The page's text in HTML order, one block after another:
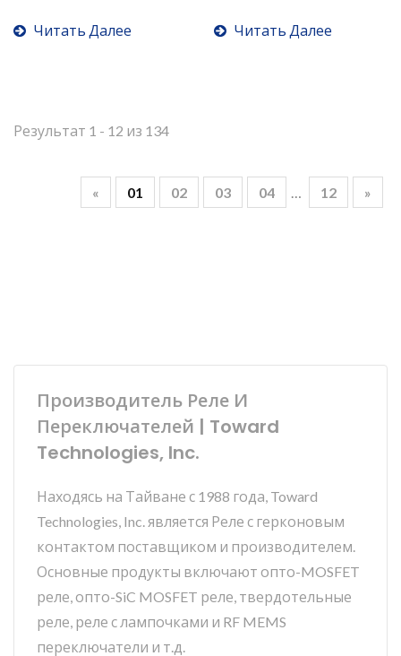
Читать Далее
Читать Далее
Результат 1 - 12 из 134
« 01 02 03 04 … 12 »
Производитель Реле И
Переключателей | Toward
Technologies, Inc.
Находясь на Тайване с 1988 года, Toward
Technologies, Inc. является Реле с герконовым
контактом поставщиком и производителем.
Основные продукты включают опто-MOSFET
реле, опто-SiC MOSFET реле, твердотельные
реле, реле с лампочками и RF MEMS
переключатели и т.д.